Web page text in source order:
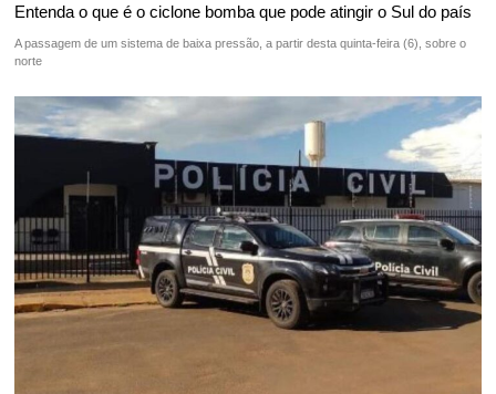
Entenda o que é o ciclone bomba que pode atingir o Sul do país
A passagem de um sistema de baixa pressão, a partir desta quinta-feira (6), sobre o
norte